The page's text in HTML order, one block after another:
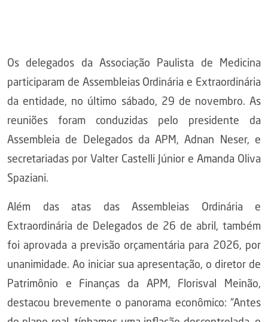
Os delegados da Associação Paulista de Medicina
participaram de Assembleias Ordinária e Extraordinária
da entidade, no último sábado, 29 de novembro. As
reuniões foram conduzidas pelo presidente da
Assembleia de Delegados da APM, Adnan Neser, e
secretariadas por Valter Castelli Júnior e Amanda Oliva
Spaziani.
Além das atas das Assembleias Ordinária e
Extraordinária de Delegados de 26 de abril, também
foi aprovada a previsão orçamentária para 2026, por
unanimidade. Ao iniciar sua apresentação, o diretor de
Patrimônio e Finanças da APM, Florisval Meinão,
destacou brevemente o panorama econômico: “Antes